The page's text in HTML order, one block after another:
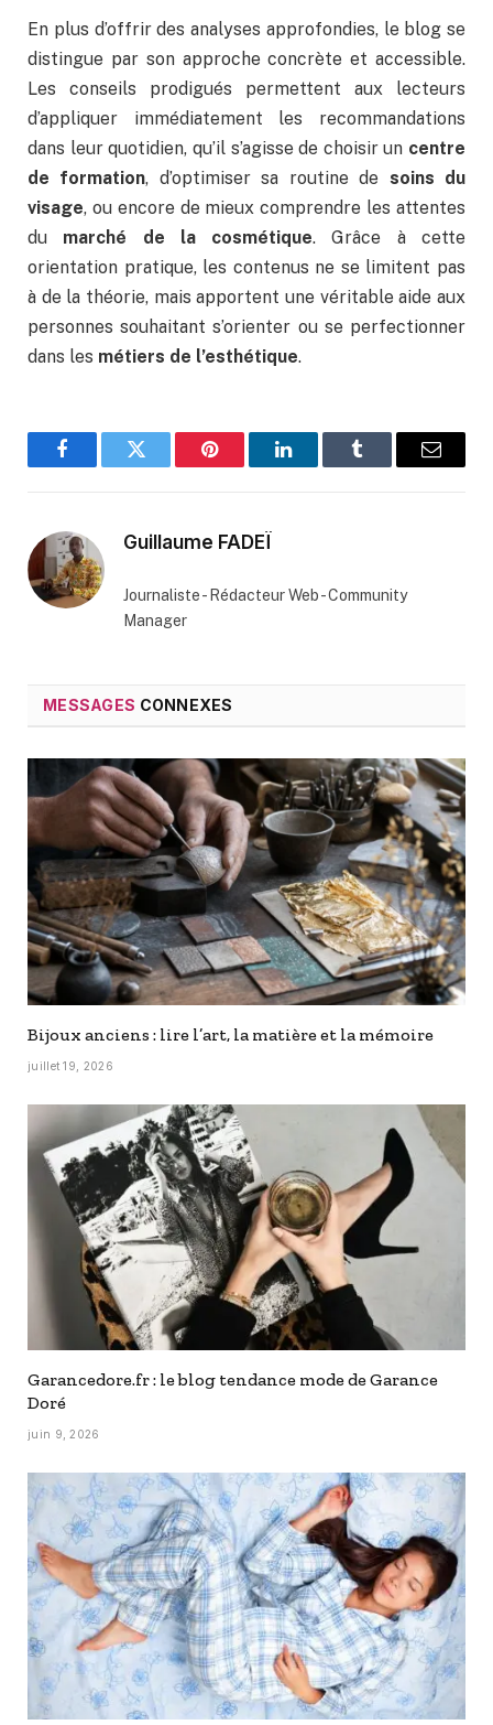
En plus d’offrir des analyses approfondies, le blog se
distingue par son approche concrète et accessible.
Les conseils prodigués permettent aux lecteurs
d’appliquer immédiatement les recommandations
dans leur quotidien, qu’il s’agisse de choisir un centre
de formation, d’optimiser sa routine de soins du
visage, ou encore de mieux comprendre les attentes
du marché de la cosmétique. Grâce à cette
orientation pratique, les contenus ne se limitent pas
à de la théorie, mais apportent une véritable aide aux
personnes souhaitant s’orienter ou se perfectionner
dans les métiers de l’esthétique.
FacebookTwitter Pinterest LinkedInTumblr Email
Guillaume FADEÏ
Journaliste - Rédacteur Web - Community
Manager
MESSAGES CONNEXES
Bijoux anciens : lire l’art, la matière et la mémoire
juillet 19, 2026
Garancedore.fr : le blog tendance mode de Garance
Doré
juin 9, 2026